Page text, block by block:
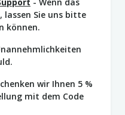
lassen Sie uns bitte
können.
wir Ihnen 5 %
mit dem Code